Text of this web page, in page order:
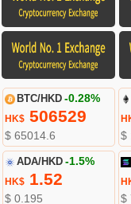
BTC/HKD -0.28%
HK$506529
$ 65014.6 $
ADA/HKD -1.5%
HK$1.52
$ 0.195 $